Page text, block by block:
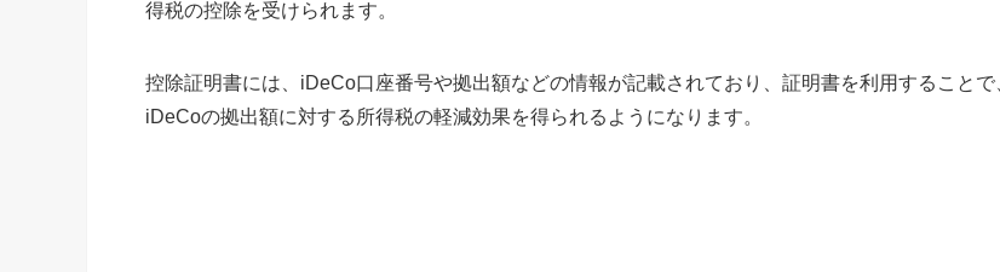
得税の控除を受けられます。
控除証明書には、iDeCo口座番号や拠出額などの情報が記載されており、証明書を利用することで
iDeCoの拠出額に対する所得税の軽減効果を得られるようになります。